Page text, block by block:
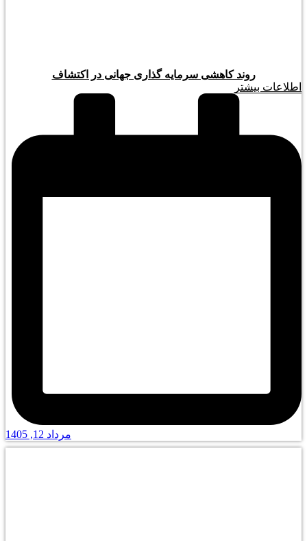
روند کاهشی سرمایه گذاری جهانی در اکتشاف
اطلاعات بیشتر
مرداد 12, 1405